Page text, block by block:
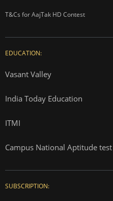
T&Cs for AajTak HD Contest
EDUCATION:
Vasant Valley
India Today Education
ITMI
Campus National Aptitude test
SUBSCRIPTION: